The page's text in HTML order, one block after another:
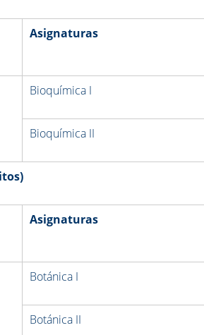
Asignaturas
Bioquímica I
Bioquímica II
Asignaturas
Botánica I
Botánica II